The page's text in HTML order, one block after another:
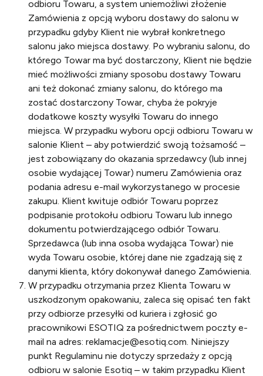
odbioru Towaru, a system uniemożliwi złożenie
Zamówienia z opcją wyboru dostawy do salonu w
przypadku gdyby Klient nie wybrał konkretnego
salonu jako miejsca dostawy. Po wybraniu salonu, do
którego Towar ma być dostarczony, Klient nie będzie
mieć możliwości zmiany sposobu dostawy Towaru
ani też dokonać zmiany salonu, do którego ma
zostać dostarczony Towar, chyba że pokryje
dodatkowe koszty wysyłki Towaru do innego
miejsca. W przypadku wyboru opcji odbioru Towaru w
salonie Klient – aby potwierdzić swoją tożsamość –
jest zobowiązany do okazania sprzedawcy (lub innej
osobie wydającej Towar) numeru Zamówienia oraz
podania adresu e-mail wykorzystanego w procesie
zakupu. Klient kwituje odbiór Towaru poprzez
podpisanie protokołu odbioru Towaru lub innego
dokumentu potwierdzającego odbiór Towaru.
Sprzedawca (lub inna osoba wydająca Towar) nie
wyda Towaru osobie, której dane nie zgadzają się z
danymi klienta, który dokonywał danego Zamówienia.
W przypadku otrzymania przez Klienta Towaru w
uszkodzonym opakowaniu, zaleca się opisać ten fakt
przy odbiorze przesyłki od kuriera i zgłosić go
pracownikowi ESOTIQ za pośrednictwem poczty e-
mail na adres: reklamacje@esotiq.com. Niniejszy
punkt Regulaminu nie dotyczy sprzedaży z opcją
odbioru w salonie Esotiq – w takim przypadku Klient